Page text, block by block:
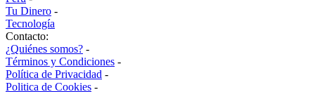
Tu Dinero -
Tecnología
Contacto:
¿Quiénes somos? -
Términos y Condiciones -
Política de Privacidad -
Politica de Cookies -